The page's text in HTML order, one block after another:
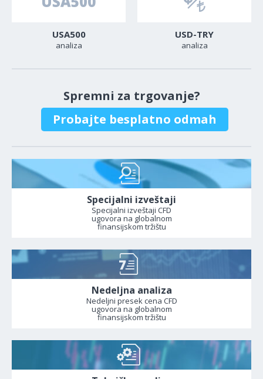
USA500
analiza
USD-TRY
analiza
Spremni za trgovanje?
Probajte besplatno odmah
Specijalni izveštaji
Specijalni izveštaji CFD
ugovora na globalnom
finansijskom tržištu
Nedeljna analiza
Nedeljni presek cena CFD
ugovora na globalnom
finansijskom tržištu